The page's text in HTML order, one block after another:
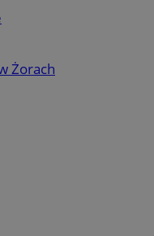
Żorach